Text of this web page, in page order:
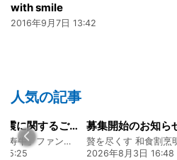
with smile
2016年9月7日 13:42
人気の記事
知らせ
割烹明徳ファンド
16:48
2026年8月5日 17:24